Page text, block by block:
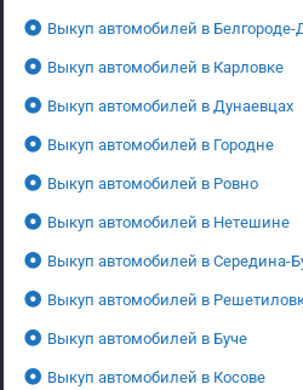
Выкуп автомобилей в Белгороде-
Выкуп автомобилей в Карловке
Выкуп автомобилей в Дунаевцах
Выкуп автомобилей в Городне
Выкуп автомобилей в Ровно
Выкуп автомобилей в Нетешине
Выкуп автомобилей в Середина-
Выкуп автомобилей в
Выкуп автомобилей в Буче
Выкуп автомобилей в Косове